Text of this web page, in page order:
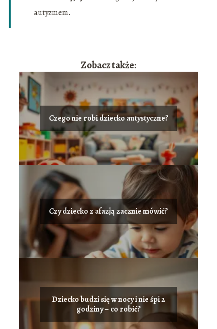
autyzmem.
Zobacz także:
Czego nie robi dziecko autystyczne?
Czy dziecko z afazją zacznie mówić?
Dziecko budzi się w nocy i nie śpi 2
godziny – co robić?